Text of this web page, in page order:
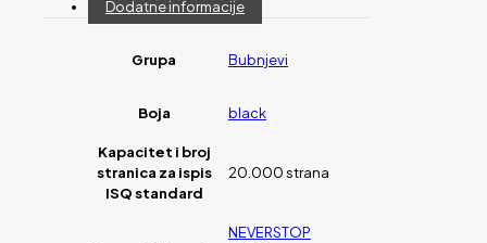
Dodatne informacije
Grupa Bubnjevi
Boja black
Kapacitet i broj
stranica za ispis
ISQ standard
20.000 strana
NEVERSTOP